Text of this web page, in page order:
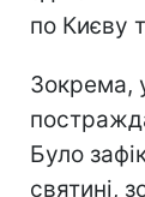
по Києву
Зокрема,
Було
святині,